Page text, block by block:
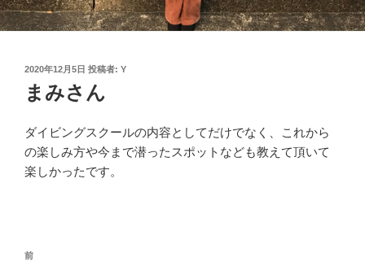
投
日:
2020年12月5日 投稿者: Y
まみさん
ダイビングスクールの内容としてだけでなく、これから
の楽しみ方や今まで潜ったスポットなども教えて頂いて
楽しかったです。
投
過
前